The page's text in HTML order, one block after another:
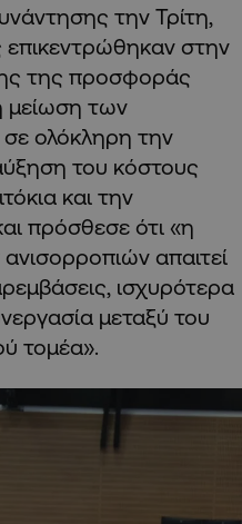
την Τρίτη,
επικεντρώθηκαν στην
της προσφοράς
μείωση των
σε ολόκληρη την
του κόστους
και την
πρόσθεσε ότι «η
απαιτεί
ισχυρότερα
μεταξύ του
τομέα».